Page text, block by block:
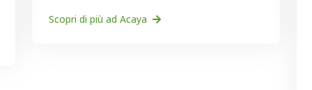
Scopri di più ad Acaya